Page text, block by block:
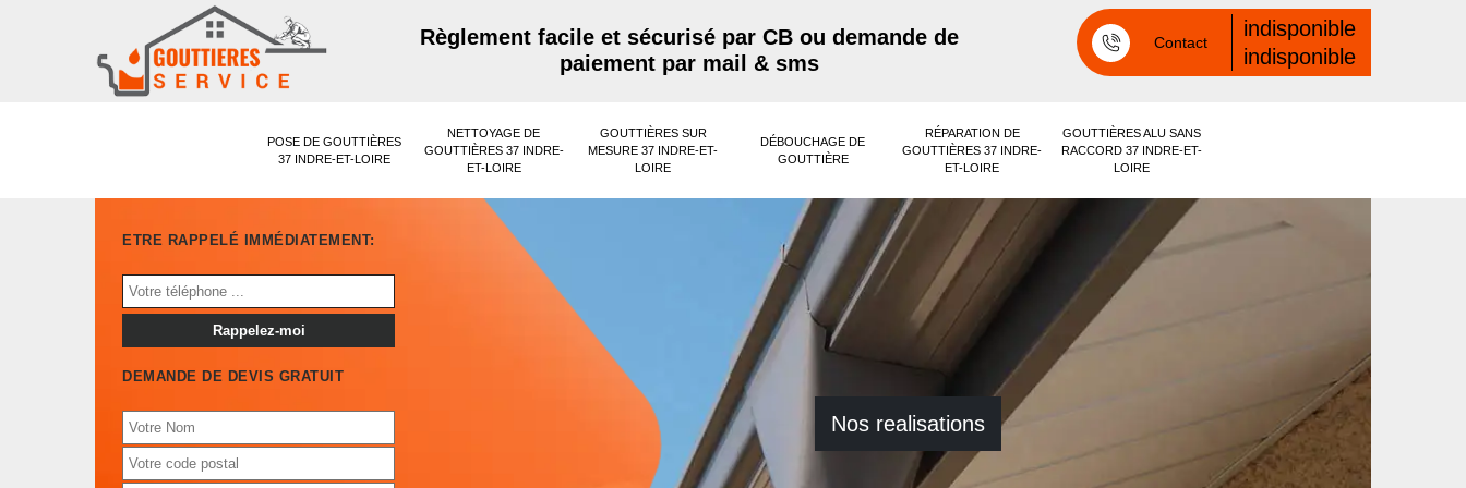
Règlement facile et sécurisé par CB ou demande de
paiement par mail & sms
Contact
indisponible
indisponible
POSE DE GOUTTIÈRES
37 INDRE-ET-LOIRE
NETTOYAGE DE
GOUTTIÈRES 37 INDRE-
ET-LOIRE
GOUTTIÈRES SUR
MESURE 37 INDRE-ET-
LOIRE
DÉBOUCHAGE DE
GOUTTIÈRE
RÉPARATION DE
GOUTTIÈRES 37 INDRE-
ET-LOIRE
GOUTTIÈRES ALU SANS
RACCORD 37 INDRE-ET-
LOIRE
ETRE RAPPELÉ IMMÉDIATEMENT:
DEMANDE DE DEVIS GRATUIT
Nos realisations